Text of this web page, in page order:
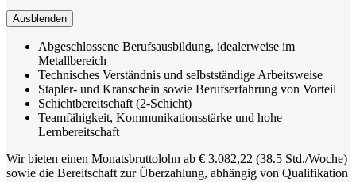
Ausblenden
Abgeschlossene Berufsausbildung, idealerweise im
Metallbereich
Technisches Verständnis und selbstständige Arbeitsweise
Stapler- und Kranschein sowie Berufserfahrung von Vorteil
Schichtbereitschaft (2-Schicht)
Teamfähigkeit, Kommunikationsstärke und hohe
Lernbereitschaft
Wir bieten einen Monatsbruttolohn ab € 3.082,22 (38.5 Std./Woche)
sowie die Bereitschaft zur Überzahlung, abhängig von Qualifikation